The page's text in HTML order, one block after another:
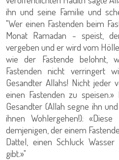
ihn und seine Familie und
"Wer einen Fastenden beim
Monat Ramadan - speist,
vergeben und er wird vom
wie der Fastende belohnt,
Fastenden nicht verringert
Gesandter Allahs! Nicht jeder
einen Fastenden zu
Gesandter (Allah segne ihn
ihnen Wohlergehen!):
demjenigen, der einem
Dattel, einen Schluck
gibt.»"